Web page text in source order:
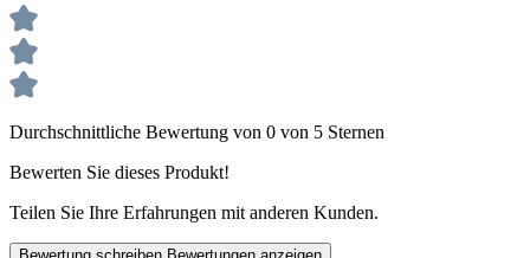
Durchschnittliche Bewertung von 0 von 5 Sternen
Bewerten Sie dieses Produkt!
Teilen Sie Ihre Erfahrungen mit anderen Kunden.